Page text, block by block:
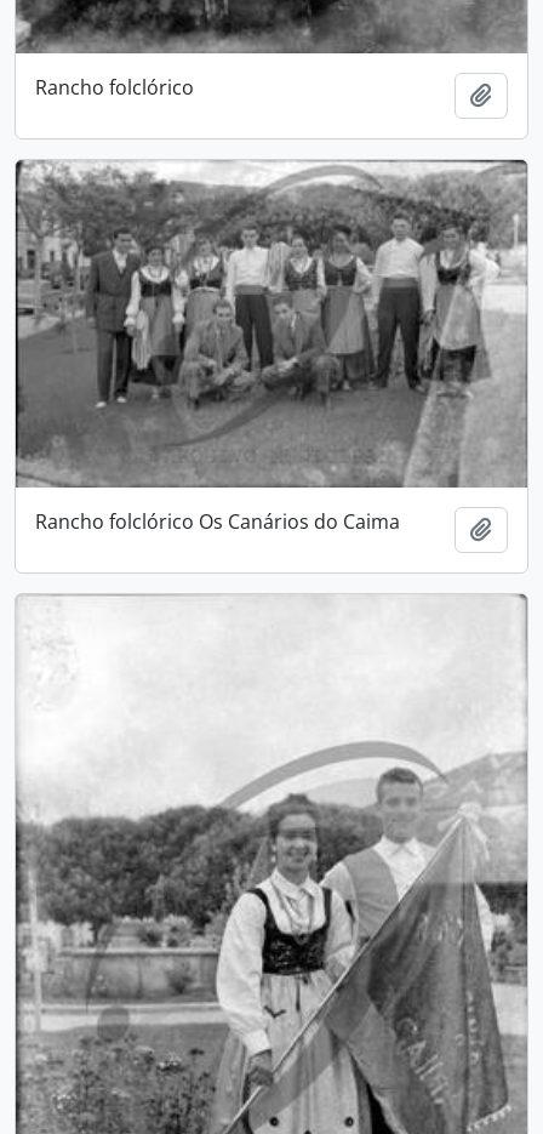
Rancho folclórico
Rancho folclórico Os Canários do Caima